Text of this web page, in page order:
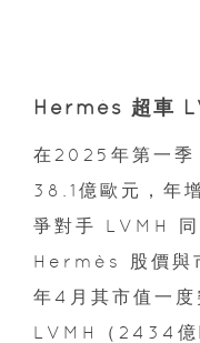
Hermès 超車
在2025年第一
38.1億歐元，年
爭對手 LVMH 同
Hermès 股價與
年4月其市值一
LVMH（2434億